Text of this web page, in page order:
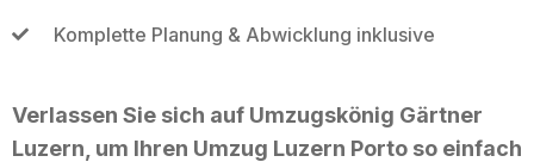
Komplette Planung & Abwicklung inklusive
Verlassen Sie sich auf Umzugskönig Gärtner
Luzern, um Ihren Umzug Luzern Porto so einfach